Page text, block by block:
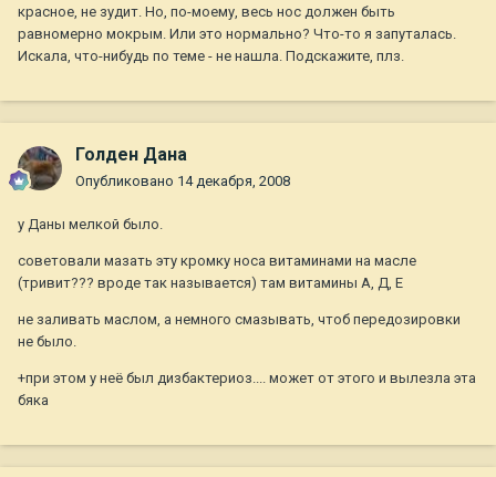
красное, не зудит. Но, по-моему, весь нос должен быть
равномерно мокрым. Или это нормально? Что-то я запуталась.
Искала, что-нибудь по теме - не нашла. Подскажите, плз.
Голден Дана
Опубликовано 14 декабря, 2008
у Даны мелкой было.
советовали мазать эту кромку носа витаминами на масле
(тривит??? вроде так называется) там витамины А, Д, Е
не заливать маслом, а немного смазывать, чтоб передозировки
не было.
+при этом у неё был дизбактериоз.... может от этого и вылезла эта
бяка